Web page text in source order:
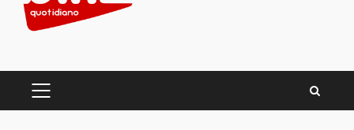
PRIMARY